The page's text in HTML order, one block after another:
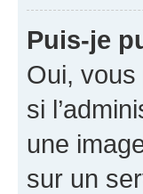
Puis-je
Oui,
si
une
sur un